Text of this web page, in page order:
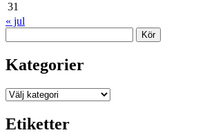
31
« jul
Kategorier
Kategorier
Etiketter